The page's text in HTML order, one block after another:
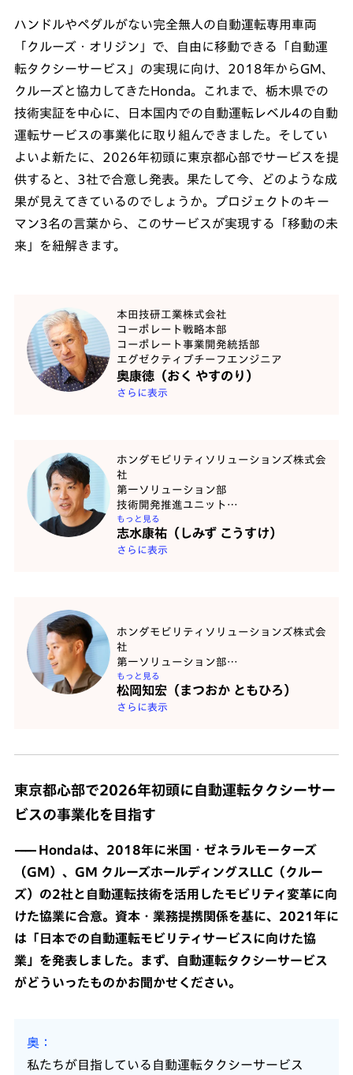
ハンドルやペダルがない完全無人の自動運転専用車両
「クルーズ・オリジン」で、自由に移動できる「自動運
転タクシーサービス」の実現に向け、2018年からGM、
クルーズと協力してきたHonda。これまで、栃木県での
技術実証を中心に、日本国内での自動運転レベル4の自動
運転サービスの事業化に取り組んできました。そしてい
よいよ新たに、2026年初頭に東京都心部でサービスを提
供すると、3社で合意し発表。果たして今、どのような成
果が見えてきているのでしょうか。プロジェクトのキー
マン3名の言葉から、このサービスが実現する「移動の未
来」を紐解きます。
本田技研工業株式会社
コーポレート戦略本部
コーポレート事業開発統括部
エグゼクティブチーフエンジニア
奥康徳（おく やすのり）
さらに表示
ホンダモビリティソリューションズ株式会
社
第一ソリューション部
技術開発推進ユニット
アシスタントマネージャー
もっと見る
志水康祐（しみず こうすけ）
さらに表示
ホンダモビリティソリューションズ株式会
社
第一ソリューション部
事業企画推進ユニット
アシスタントマネージャー
もっと見る
松岡知宏（まつおか ともひろ）
さらに表示
東京都心部で2026年初頭に自動運転タクシーサー
ビスの事業化を目指す
Hondaは、2018年に米国・ゼネラルモーターズ
（GM）、GM クルーズホールディングスLLC（クルー
ズ）の2社と自動運転技術を活用したモビリティ変革に向
けた協業に合意。資本・業務提携関係を基に、2021年に
は「日本での自動運転モビリティサービスに向けた協
業」を発表しました。まず、自動運転タクシーサービス
がどういったものかお聞かせください。
奥
私たちが目指している自動運転タクシーサービス